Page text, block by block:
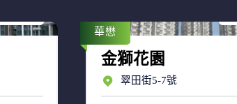
華懋
金獅花園
翠田街5-7號